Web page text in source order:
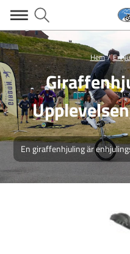
Hem
En giraffenhjuling är